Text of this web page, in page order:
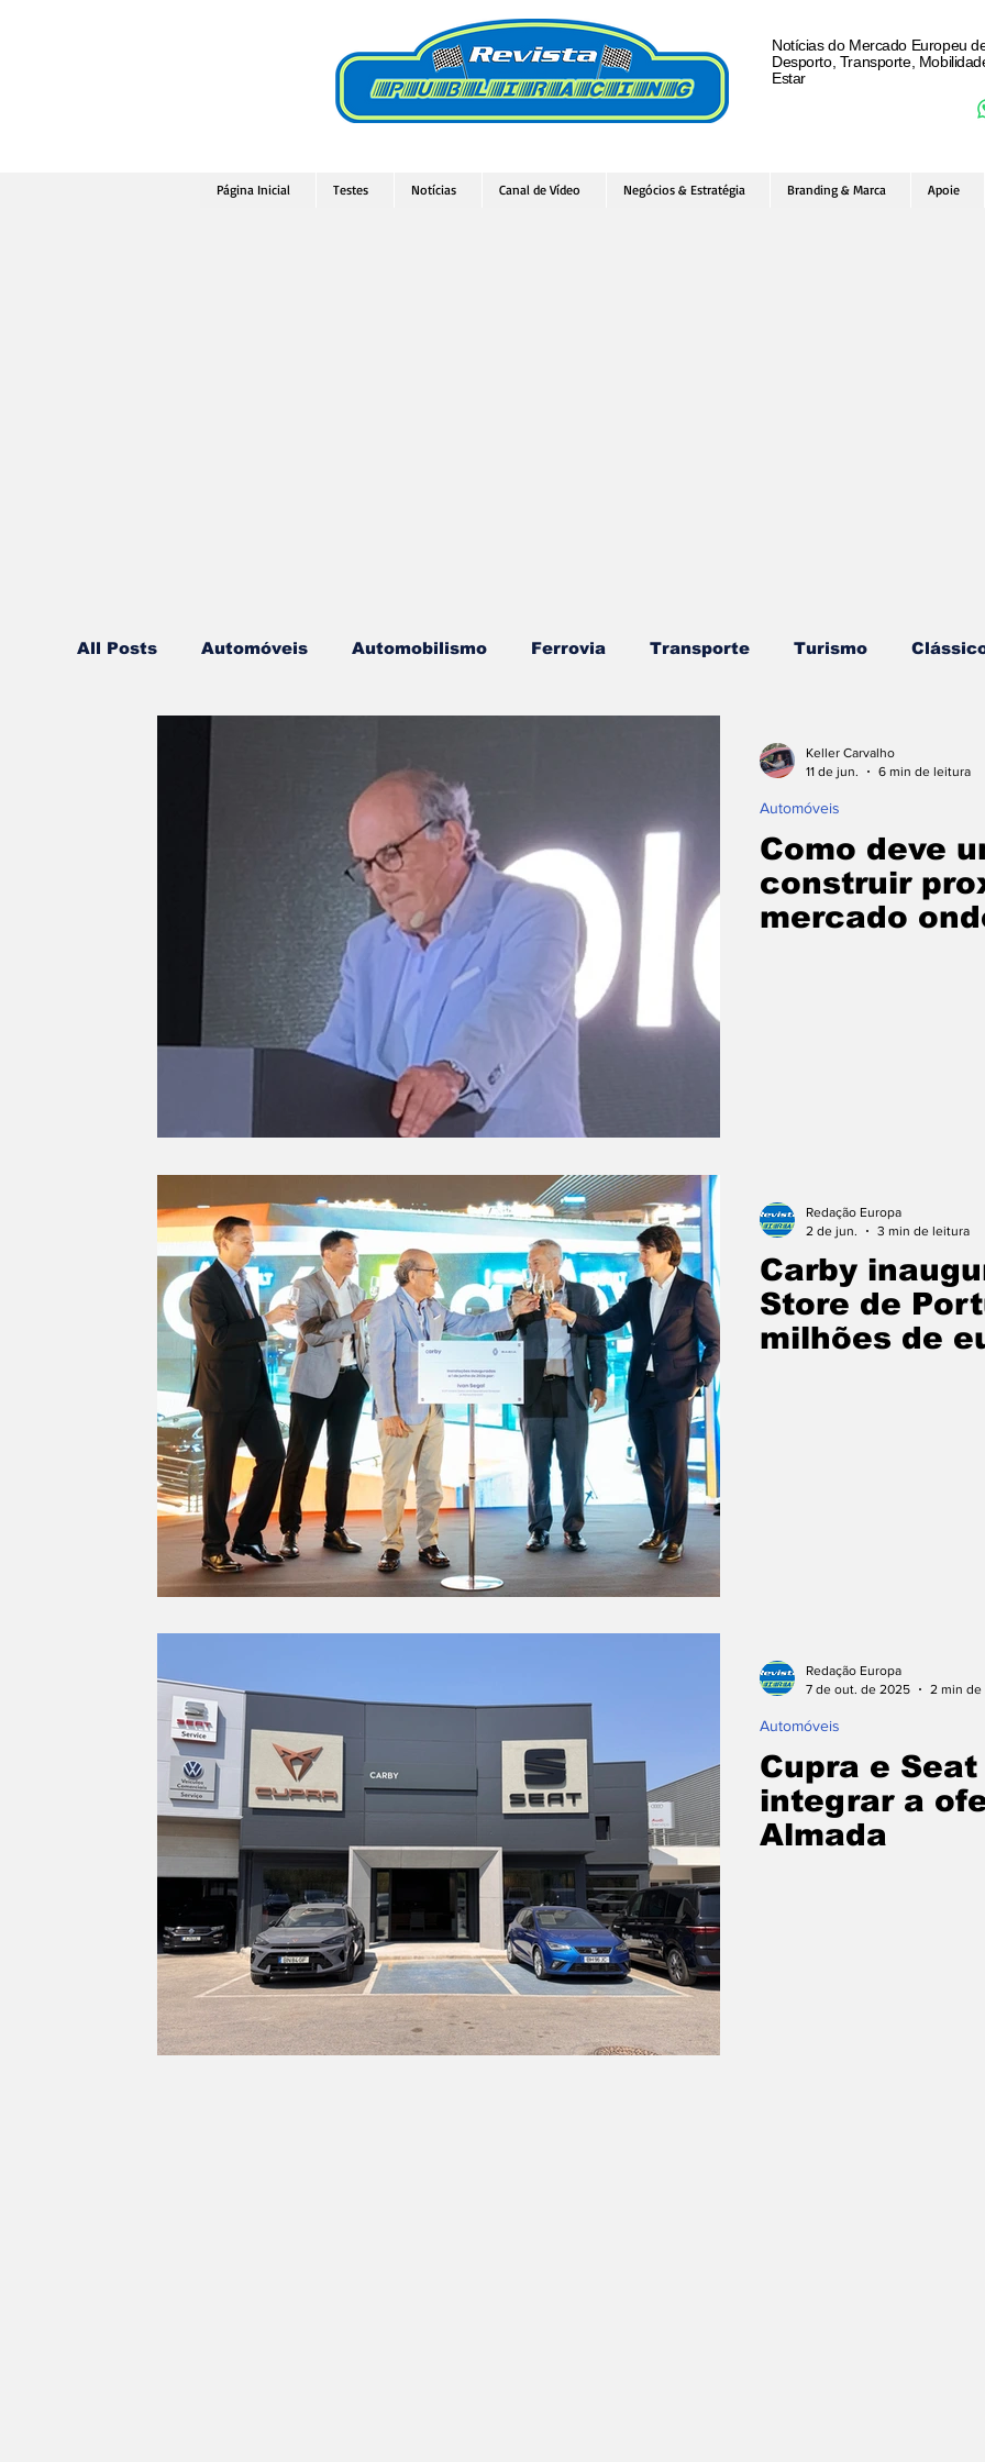
Notícias do Mercado Europeu
Desporto, Transporte,
Estar
Página Inicial Testes Notícias Canal de Vídeo Negócios & Estratégia Branding & Marca Apoie
All Posts Automóveis Automobilismo Ferrovia Transporte Turismo
Gastronomia Videojogos/Tecnologia
Logística Hobby Combustíveis e Lubrificantes Segurança
Como deve
construir
mercado
Automóveis
Keller Carvalho
11 de jun.
6 min de leitura
Carby
Store de
milhões de
Redação Europa
2 de jun.
3 min de leitura
Cupra e
integrar a
Almada
Automóveis
Redação Europa
7 de out. de 2025
2 min de